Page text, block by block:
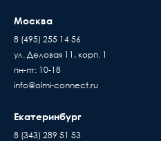
Москва
8 (495) 255 14 56
ул. Деловая 11, корп. 1
пн-пт: 10-18
info@olmi-connect.ru
Екатеринбург
8 (343) 289 51 53